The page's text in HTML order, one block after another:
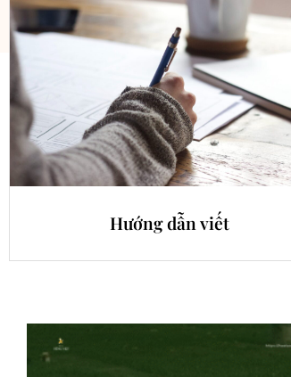
Hướng dẫn viết